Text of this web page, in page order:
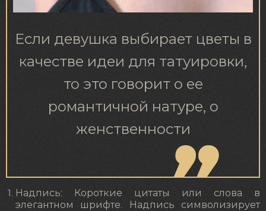
Если девушка выбирает цветы в
качестве идеи для татуировки,
то это говорит о ее
романтичной натуре, о
женственности
Надпись: Короткие цитаты или слова в
элегантном шрифте. Надпись символизирует